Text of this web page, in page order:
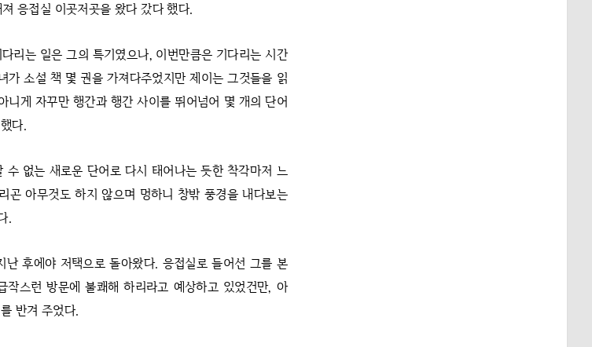
응접실 이곳저곳을 왔다 갔다 했다.
리는 일은 그의 특기였으나, 이번만큼은 기다리는 시간
가 소설 책 몇 권을 가져다주었지만 제이는 그것들을 읽
니게 자꾸만 행간과 행간 사이를 뛰어넘어 몇 개의 단어
다.
수 없는 새로운 단어로 다시 태어나는 듯한 착각마저 느
곤 아무것도 하지 않으며 멍하니 창밖 풍경을 내다보는
.
난 후에야 저택으로 돌아왔다. 응접실로 들어선 그를 본
작스런 방문에 불쾌해 하리라고 예상하고 있었건만, 아
반겨 주었다.